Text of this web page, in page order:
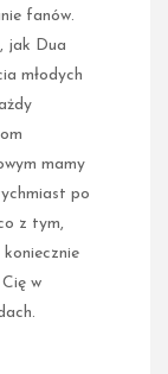
fanów.
jak Dua
młodych
mamy
po
z tym,
koniecznie
w